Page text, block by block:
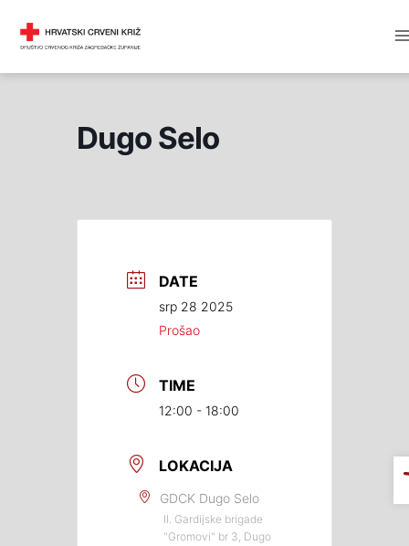
Dugo Selo
DATE
srp 28 2025
Prošao
TIME
12:00 - 18:00
LOKACIJA
GDCK Dugo Selo
II. Gardijske brigade
"Gromovi" br 3, Dugo